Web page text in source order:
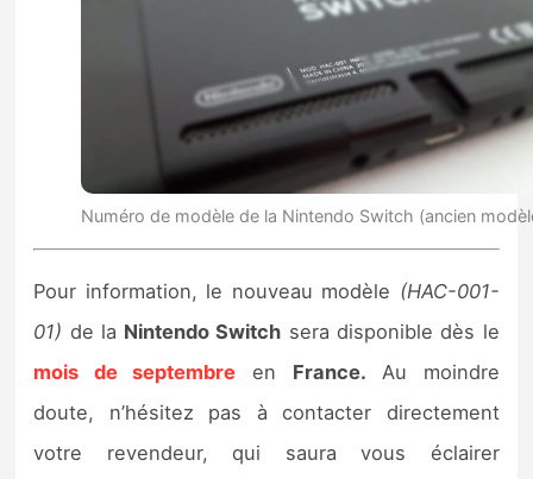
Numéro de modèle de la Nintendo Switch (ancien
Pour information, le nouveau modèle (HAC-001-
01) de la Nintendo Switch sera disponible dès le
mois de septembre en France. Au moindre
doute, n’hésitez pas à contacter directement
votre revendeur, qui saura vous éclairer